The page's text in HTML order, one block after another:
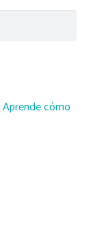
Aprende cómo